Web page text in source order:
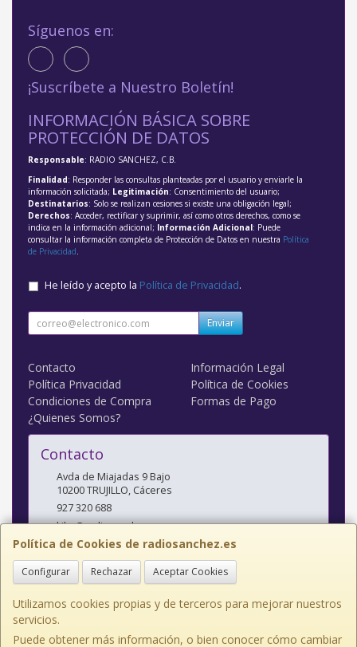
Política de Cookies de radiosanchez.es
Configurar Rechazar Aceptar Cookies
Utilizamos cookies propias y de terceros para mejorar nuestros
servicios.
Puede obtener más información, o bien conocer cómo cambiar
Síguenos en:
¡Suscríbete a Nuestro Boletín!
INFORMACIÓN BÁSICA SOBRE
PROTECCIÓN DE DATOS
Responsable: RADIO SANCHEZ, C.B.
Finalidad: Responder las consultas planteadas por el usuario y enviarle la
información solicitada; Legitimación: Consentimiento del usuario;
Destinatarios: Solo se realizan cesiones si existe una obligación legal;
Derechos: Acceder, rectificar y suprimir, así como otros derechos, como se
indica en la información adicional; Información Adicional: Puede
consultar la información completa de Protección de Datos en nuestra Política
de Privacidad.
He leído y acepto la Política de Privacidad.
Enviar
Contacto
Información Legal
Política Privacidad
Política de Cookies
Condiciones de Compra
Formas de Pago
¿Quienes Somos?
Contacto
Avda de Miajadas 9 Bajo
10200TRUJILLO, Cáceres
927 320 688
kiko@radiosanchez.com
Horario
Mañanas: 9,30 - 2 Tardes: 5 - 8,30